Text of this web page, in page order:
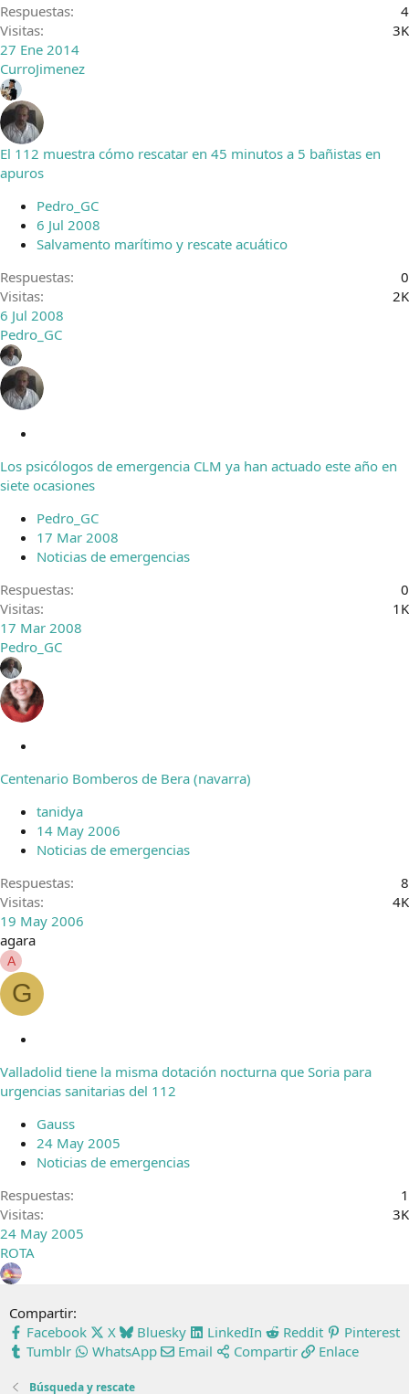
Respuestas
4
Visitas
3K
27 Ene 2014
CurroJimenez
El 112 muestra cómo rescatar en 45 minutos a 5 bañistas en
apuros
Pedro_GC
6 Jul 2008
Salvamento marítimo y rescate acuático
Respuestas
0
Visitas
2K
6 Jul 2008
Pedro_GC
r
r
d
o
Los psicólogos de emergencia CLM ya han actuado este año en
siete ocasiones
Pedro_GC
17 Mar 2008
Noticias de emergencias
Respuestas
0
Visitas
1K
17 Mar 2008
Pedro_GC
r
a
d
o
Centenario Bomberos de Bera (navarra)
tanidya
14 May 2006
Noticias de emergencias
Respuestas
8
Visitas
4K
19 May 2006
agara
A
G
r
r
d
o
Valladolid tiene la misma dotación nocturna que Soria para
urgencias sanitarias del 112
Gauss
24 May 2005
Noticias de emergencias
Respuestas
1
Visitas
3K
24 May 2005
ROTA
Compartir:
Facebook
X Bluesky LinkedIn Reddit
Pinterest
Tumblr
WhatsApp Email Compartir Enlace
Búsqueda y rescate